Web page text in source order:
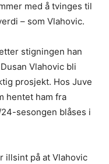
med å tvinges til
– som Vlahovic.
stigningen han
Vlahovic bli
prosjekt. Hos Juve
hentet ham fra
sesongen blåses i
illsint på at Vlahovic